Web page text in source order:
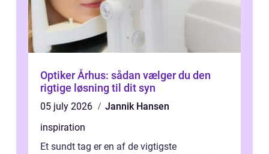
Optiker Århus: sådan vælger du den
rigtige løsning til dit syn
05 july 2026
Jannik Hansen
inspiration
Et sundt tag er en af de vigtigste